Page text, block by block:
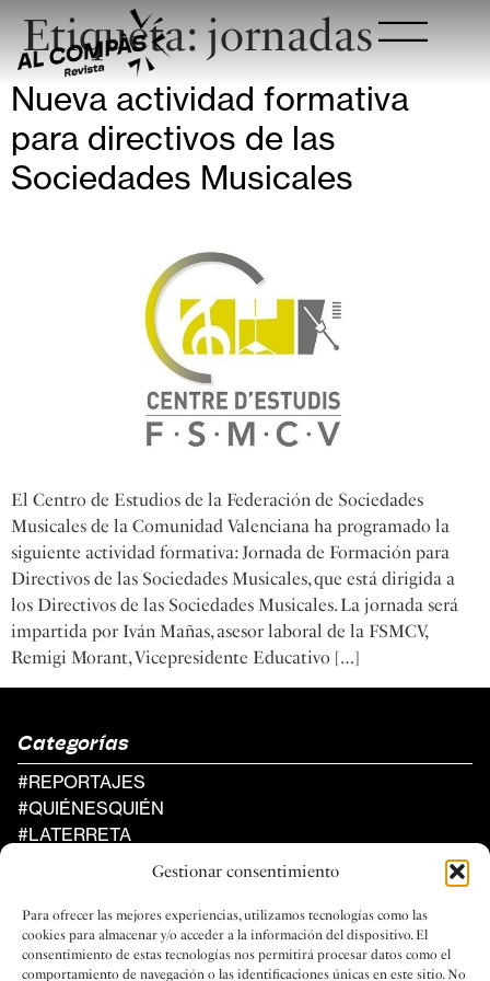
Gestionar consentimiento
Para ofrecer las mejores experiencias, utilizamos tecnologías como las
cookies para almacenar y/o acceder a la información del dispositivo. El
consentimiento de estas tecnologías nos permitirá procesar datos como el
comportamiento de navegación o las identificaciones únicas en este sitio. No
Etiqueta:jornadas
Nueva actividad formativa
para directivos de las
Sociedades Musicales
El Centro de Estudios de la Federación de Sociedades
Musicales de la Comunidad Valenciana ha programado la
siguiente actividad formativa: Jornada de Formación para
Directivos de las Sociedades Musicales, que está dirigida a
los Directivos de las Sociedades Musicales. La jornada será
impartida por Iván Mañas, asesor laboral de la FSMCV,
Remigi Morant, Vicepresidente Educativo […]
Categorías
#REPORTAJES
#QUIÉNESQUIÉN
#LATERRETA
UN PROYECTO DE LA FEDERACIÓN
DE SOCIEDADES MUSICALES
DE LA COMUNIDAD VALENCIANA